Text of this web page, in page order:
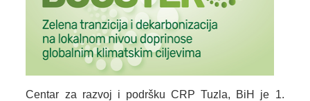
Centar za razvoj i podršku CRP Tuzla, BiH je 1.